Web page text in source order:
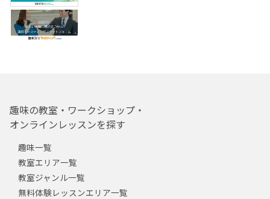
趣味の教室・ワークショップ・
オンラインレッスンを探す
趣味一覧
教室エリア一覧
教室ジャンル一覧
無料体験レッスンエリア一覧